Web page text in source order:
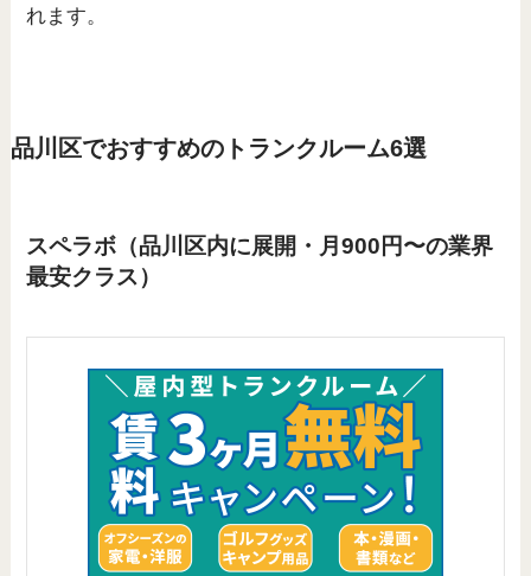
れます。
品川区でおすすめのトランクルーム6選
スペラボ（品川区内に展開・月900円〜の業界
最安クラス）